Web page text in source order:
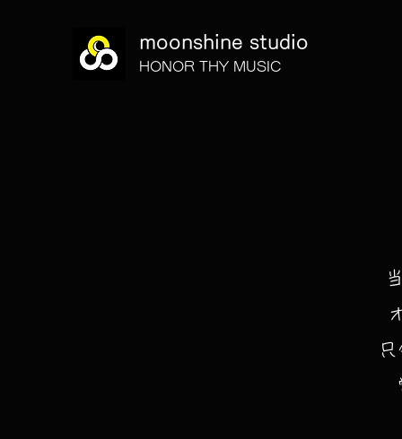
moonshine studio
HONOR THY MUSIC